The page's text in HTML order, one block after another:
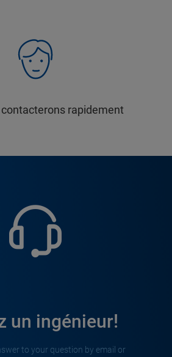
rapidement
un ingénieur!
to your question by email or